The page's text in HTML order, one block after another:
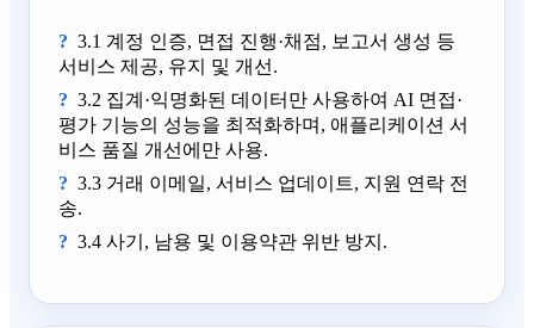
3.1 계정 인증, 면접 진행·채점, 보고서 생성 등
서비스 제공, 유지 및 개선.
3.2 집계·익명화된 데이터만 사용하여 AI 면접·
평가 기능의 성능을 최적화하며, 애플리케이션 서
비스 품질 개선에만 사용.
3.3 거래 이메일, 서비스 업데이트, 지원 연락 전
송.
3.4 사기, 남용 및 이용약관 위반 방지.